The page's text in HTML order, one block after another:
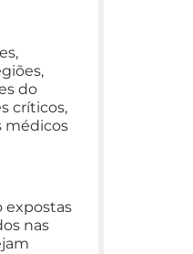
do
críticos,
médicos
expostas
nas